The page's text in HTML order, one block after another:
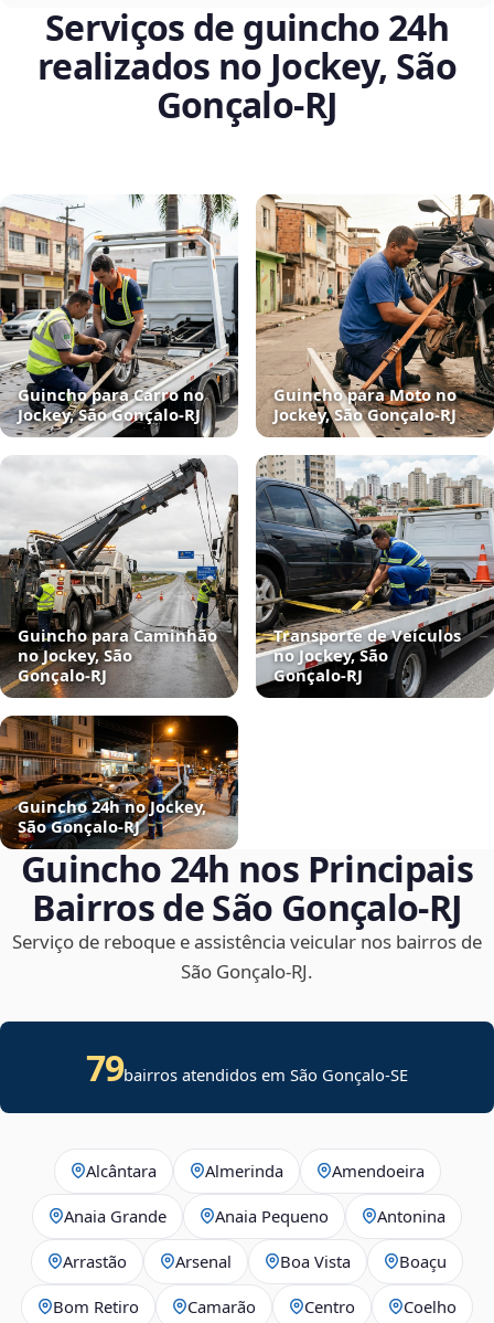
Serviços de guincho 24h
realizados no Jockey, São
Gonçalo‑RJ
Guincho para Carro no
Jockey, São Gonçalo‑RJ
Guincho para Moto no
Jockey, São Gonçalo‑RJ
Guincho para Caminhão
no Jockey, São
Gonçalo‑RJ
Transporte de Veículos
no Jockey, São
Gonçalo‑RJ
Guincho 24h no Jockey,
São Gonçalo‑RJ
Guincho 24h nos Principais
Bairros de São Gonçalo‑RJ
Serviço de reboque e assistência veicular nos bairros de
São Gonçalo‑RJ.
79bairros atendidos emSão Gonçalo-SE
Alcântara Almerinda Amendoeira
Anaia Grande Anaia Pequeno Antonina
Arrastão Arsenal Boa Vista Boaçu
Bom Retiro Camarão Centro Coelho